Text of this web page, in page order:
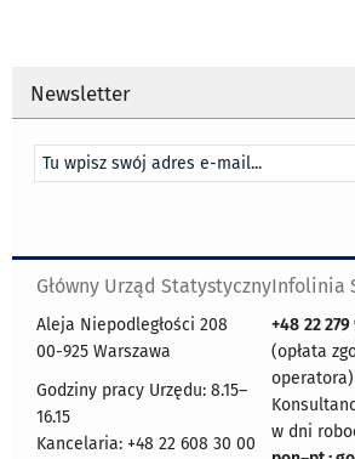
Newsletter
Główny Urząd Statystyczny
Aleja Niepodległości 208
00-925 Warszawa
Godziny pracy Urzędu: 8.15–
16.15
Kancelaria: +48 22 608 30 00
Infolinia
+48 22
(opłata
operatora)
w dni